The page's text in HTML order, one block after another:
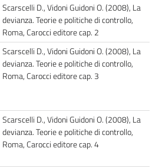
Scarscelli D., Vidoni Guidoni O. (2008), La
devianza. Teorie e politiche di controllo,
Roma, Carocci editore cap. 2
Scarscelli D., Vidoni Guidoni O. (2008), La
devianza. Teorie e politiche di controllo,
Roma, Carocci editore cap. 3
Scarscelli D., Vidoni Guidoni O. (2008), La
devianza. Teorie e politiche di controllo,
Roma, Carocci editore cap. 4